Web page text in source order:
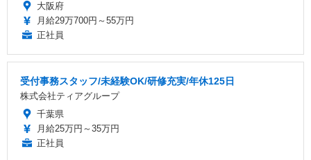
大阪府
月給29万700円～55万円
正社員
受付事務スタッフ/未経験OK/研修充実/年休125日
株式会社ティアグループ
千葉県
月給25万円～35万円
正社員